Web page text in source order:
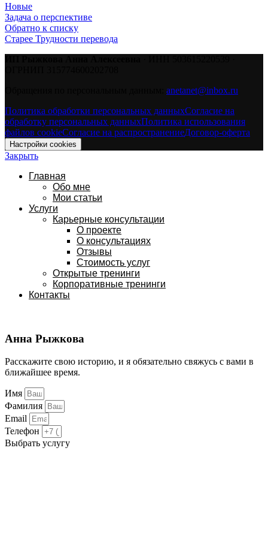
Новые
Задача о перспективе
Обратно к списку
Старее Трудности перевода
anetanet@inbox.ru
Политика обработки персональных данныхСогласие на
обработку персональных данныхПолитика использования
файлов cookieСогласие на распространениеДоговор-оферта
Настройки cookies
Закрыть
Главная
Обо мне
Мои статьи
Услуги
Карьерные консультации
О проекте
О консультациях
Отзывы
Стоимость услуг
Открытые тренинги
Корпоративные тренинги
Контакты
Анна Рыжкова
Расскажите свою историю, и я обязательно свяжусь с вами в
ближайшее время.
Имя
Фамилия
Email
Телефон
Выбрать услугу